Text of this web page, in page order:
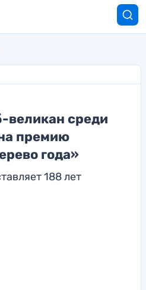
великан среди
премию
года»
188 лет